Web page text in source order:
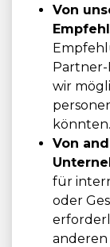
Von
wir
könnten.
Von
für
oder